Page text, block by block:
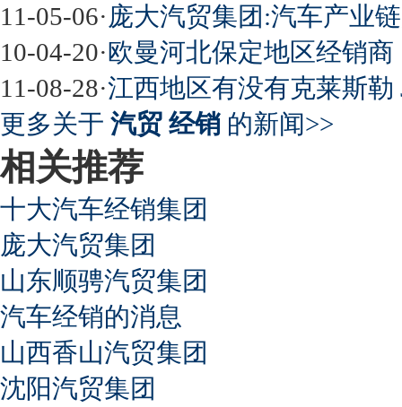
11-05-06·庞大汽贸集团:汽车产业
10-04-20·欧曼河北保定地区经销商
11-08-28·江西地区有没有克莱斯勒
更多关于 汽贸 经销 的新闻>>
相关推荐
十大汽车经销集团
庞大汽贸集团
山东顺骋汽贸集团
汽车经销的消息
山西香山汽贸集团
沈阳汽贸集团